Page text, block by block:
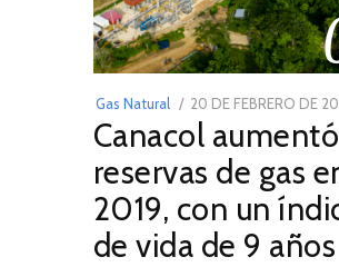
Gas Natural
POSTED
ON
20 DE FEBRERO DE
Canacol aumentó
reservas de gas
2019, con un
de vida de 9 años